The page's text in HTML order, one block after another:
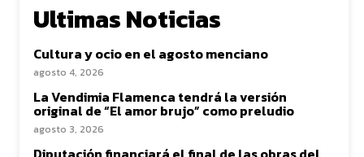
Ultimas Noticias
Cultura y ocio en el agosto menciano
agosto 4, 2026
La Vendimia Flamenca tendrá la versión
original de “El amor brujo” como preludio
agosto 3, 2026